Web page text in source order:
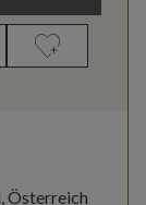
Österreich